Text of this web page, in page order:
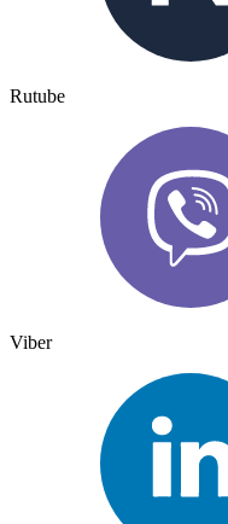
Rutube
Viber